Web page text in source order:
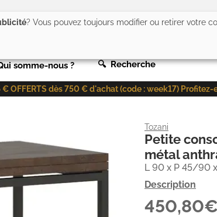
somme-nous ? 🔍 Recherche
OFFERTS dès 750 € d'achat (code : week17)
Tozani
Petite
métal
L 90 x P 45/90
Description
450,80€
? Vous pouvez toujours modifier ou retirer votre